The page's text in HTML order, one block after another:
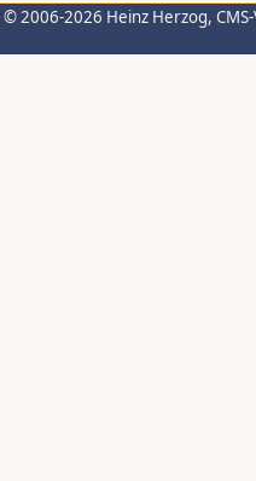
© 2006-2026 Heinz Herzog,